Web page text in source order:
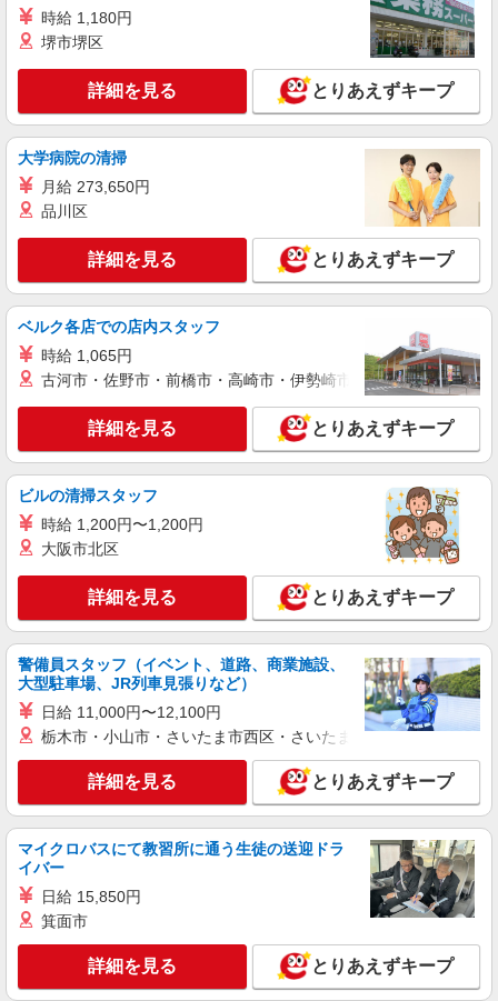
キープ 詳細を見る
株式会社テクノ・サービス/お仕事No/0855862
機械オペレーター
キープ 詳細を見る
派遣社員
株式会社テクノ・サービス/お仕事No/0811126
仕上げ作業
福井県あわら市 ＊車・バイク通勤OK
キープ 詳細を見る
派遣社員
株式会社テクノ・サービス/お仕事No/0879704
福井県あわら市 ＊車・バイク通勤OK
キープ 詳細を見る
株式会社綜合キャリアオプション（1314VJ0805G33★86-N-T4）
組立・加工・食品製造など/日払いOK
時給1,200円 交通費：既定支給
福井県あわら市
キープ 詳細を見る
派遣社員
株式会社綜合キャリアオプション（1314VJ0805G33★66-N-T4）
生地製造の糸ボビン交換・補充・糸チェック/
日払いOK
時給 1,180円
堺市堺区
詳細を見る とりあえずキープ
大学病院の清掃
月給 273,650円
品川区
詳細を見る とりあえずキープ
ベルク各店での店内スタッフ
時給 1,065円
古河市・佐野市・前橋市・高崎市・伊勢崎市・太田市・館林市
詳細を見る とりあえずキープ
ビルの清掃スタッフ
時給 1,200円〜1,200円
大阪市北区
詳細を見る とりあえずキープ
警備員スタッフ（イベント、道路、商業施設、
大型駐車場、JR列車見張りなど）
日給 11,000円〜12,100円
栃木市・小山市・さいたま市西区・さいたま市岩槻区・久喜市・
詳細を見る とりあえずキープ
マイクロバスにて教習所に通う生徒の送迎ドラ
イバー
日給 15,850円
箕面市
詳細を見る とりあえずキープ